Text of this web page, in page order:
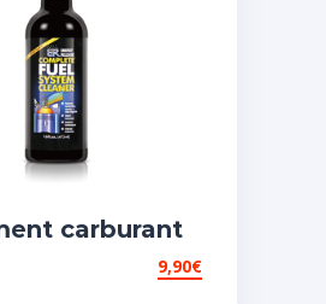
carburant
essence
9,90€